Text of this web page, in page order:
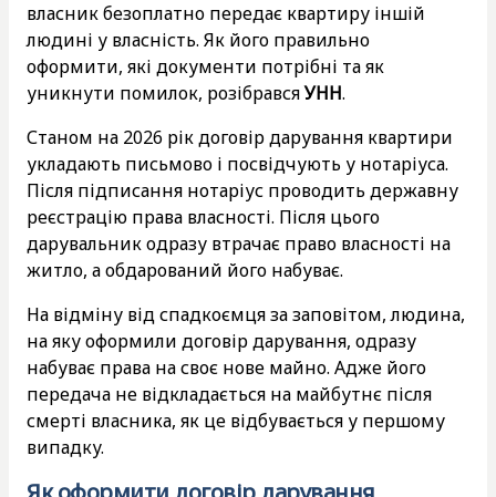
власник безоплатно передає квартиру іншій
людині у власність. Як його правильно
оформити, які документи потрібні та як
уникнути помилок, розібравсяУНН.
Станом на 2026 рік договір дарування квартири
укладають письмово і посвідчують у нотаріуса.
Після підписання нотаріус проводить державну
реєстрацію права власності. Після цього
дарувальник одразу втрачає право власності на
житло, а обдарований його набуває.
На відміну від спадкоємця за заповітом, людина,
на яку оформили договір дарування, одразу
набуває права на своє нове майно. Адже його
передача не відкладається на майбутнє після
смерті власника, як це відбувається у першому
випадку.